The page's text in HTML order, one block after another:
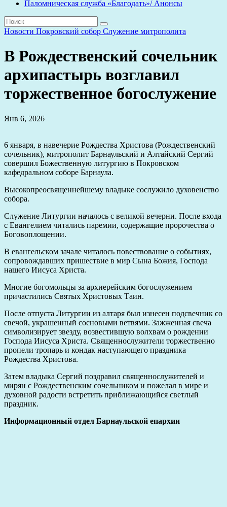
Паломническая служба «Благодать»/ Анонсы
Новости Покровский собор Служение митрополита
В Рождественский сочельник
архипастырь возглавил
торжественное богослужение
Янв 6, 2026
6 января, в навечерие Рождества Христова (Рождественский
сочельник), митрополит Барнаульский и Алтайский Сергий
совершил Божественную литургию в Покровском
кафедральном соборе Барнаула.
Высокопреосвященнейшему владыке сослужило духовенство
собора.
Служение Литургии началось с великой вечерни. После входа
с Евангелием читались паремии, содержащие пророчества о
Боговоплощении.
В евангельском зачале читалось повествование о событиях,
сопровождавших пришествие в мир Сына Божия, Господа
нашего Иисуса Христа.
Многие богомольцы за архиерейским богослужением
причастились Святых Христовых Таин.
После отпуста Литургии из алтаря был изнесен подсвечник со
свечой, украшенный сосновыми ветвями. Зажженная свеча
символизирует звезду, возвестившую волхвам о рождении
Господа Иисуса Христа. Священнослужители торжественно
пропели тропарь и кондак наступающего праздника
Рождества Христова.
Затем владыка Сергий поздравил священнослужителей и
мирян с Рождественским сочельником и пожелал в мире и
духовной радости встретить приближающийся светлый
праздник.
Информационный отдел Барнаульской епархии